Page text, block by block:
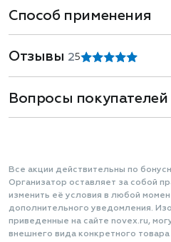
Способ применения
Отзывы 25
Вопросы покупателей
Все акции действительны по
Организатор оставляет за собой
изменить её условия в любой
дополнительного уведомления.
приведенные на сайте novex.ru,
внешнего вида конкретного товара